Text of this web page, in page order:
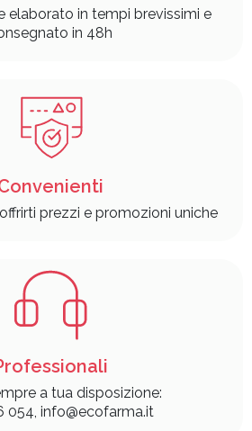
elaborato in tempi brevissimi e
in 48h
prezzi e promozioni uniche
a tua disposizione:
054, info@ecofarma.it